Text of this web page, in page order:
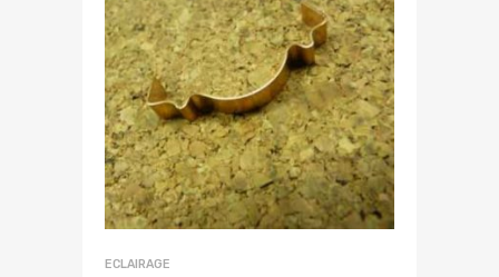
ECLAIRAGE